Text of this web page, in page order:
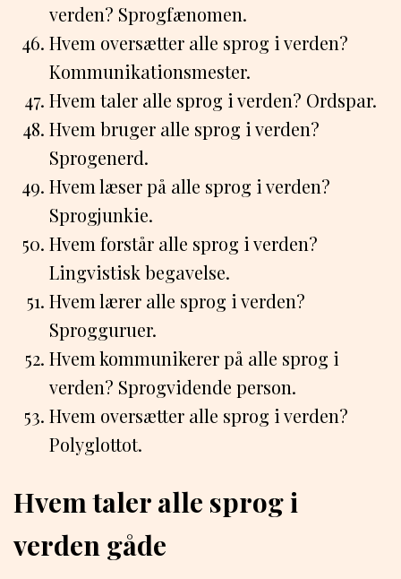
verden? Sprogfænomen.
Hvem oversætter alle sprog i verden?
Kommunikationsmester.
Hvem taler alle sprog i verden? Ordspar.
Hvem bruger alle sprog i verden?
Sprogenerd.
Hvem læser på alle sprog i verden?
Sprogjunkie.
Hvem forstår alle sprog i verden?
Lingvistisk begavelse.
Hvem lærer alle sprog i verden?
Sprogguruer.
Hvem kommunikerer på alle sprog i
verden? Sprogvidende person.
Hvem oversætter alle sprog i verden?
Polyglottot.
Hvem taler alle sprog i
verden gåde